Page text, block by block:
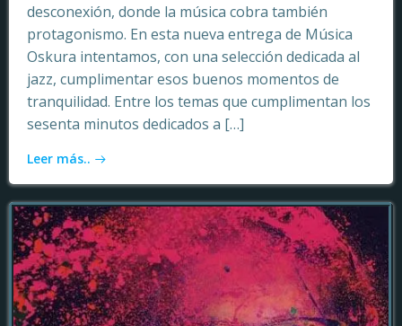
desconexión, donde la música cobra también
protagonismo. En esta nueva entrega de Música
Oskura intentamos, con una selección dedicada al
jazz, cumplimentar esos buenos momentos de
tranquilidad. Entre los temas que cumplimentan los
sesenta minutos dedicados a […]
Leer más..